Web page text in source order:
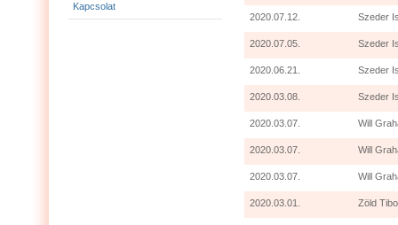
Kapcsolat
2020.07.12. Szeder
2020.07.05. Szeder
2020.06.21. Szeder
2020.03.08. Szeder
2020.03.07. Will
2020.03.07. Will
2020.03.07. Will
2020.03.01. Zöld